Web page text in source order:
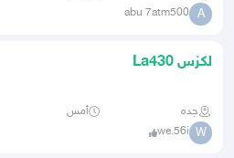
A
abu 7atm500
لكزس La430
جده أمس
W
we.56i